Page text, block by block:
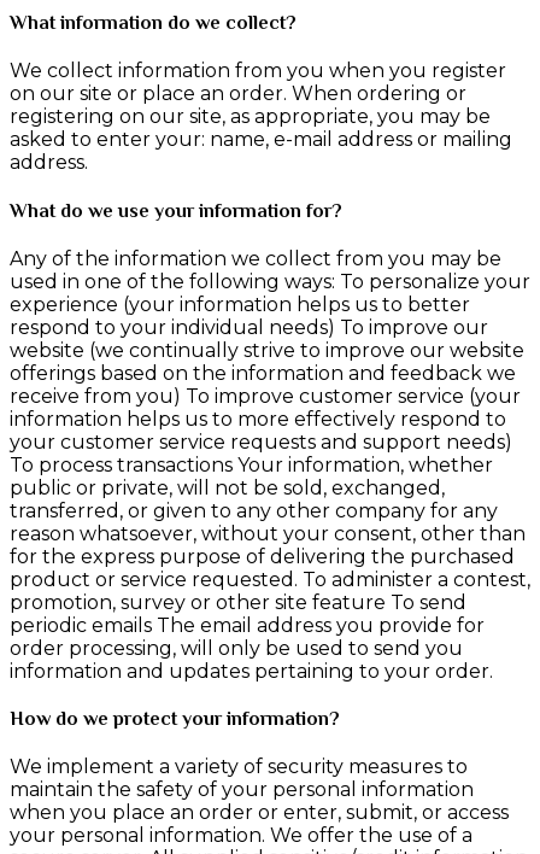
What information do we collect?
We collect information from you when you register
on our site or place an order. When ordering or
registering on our site, as appropriate, you may be
asked to enter your: name, e-mail address or mailing
address.
What do we use your information for?
Any of the information we collect from you may be
used in one of the following ways: To personalize your
experience (your information helps us to better
respond to your individual needs) To improve our
website (we continually strive to improve our website
offerings based on the information and feedback we
receive from you) To improve customer service (your
information helps us to more effectively respond to
your customer service requests and support needs)
To process transactions Your information, whether
public or private, will not be sold, exchanged,
transferred, or given to any other company for any
reason whatsoever, without your consent, other than
for the express purpose of delivering the purchased
product or service requested. To administer a contest,
promotion, survey or other site feature To send
periodic emails The email address you provide for
order processing, will only be used to send you
information and updates pertaining to your order.
How do we protect your information?
We implement a variety of security measures to
maintain the safety of your personal information
when you place an order or enter, submit, or access
your personal information. We offer the use of a